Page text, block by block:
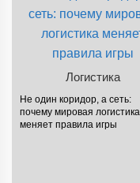
Логистика
Не один коридор, а сеть:
почему мировая логистика
меняет правила игры